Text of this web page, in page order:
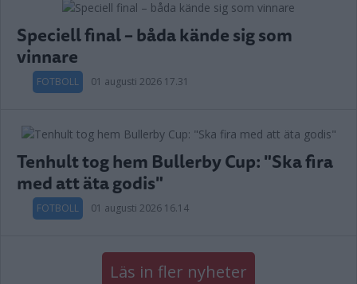
Speciell final – båda kände sig som
vinnare
FOTBOLL 01 augusti 2026 17.31
Tenhult tog hem Bullerby Cup: "Ska fira
med att äta godis"
FOTBOLL 01 augusti 2026 16.14
Läs in fler nyheter